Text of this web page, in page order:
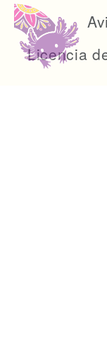
Licencia